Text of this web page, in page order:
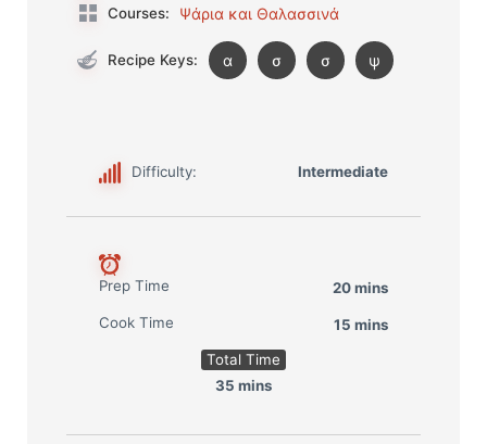
Courses: Ψάρια και Θαλασσινά
Recipe Keys: α σ σ ψ
Difficulty: Intermediate
Prep Time
20 mins
Cook Time
15 mins
Total Time
35 mins